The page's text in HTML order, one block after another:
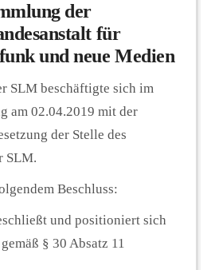
der
für
und neue Medien
SLM beschäftigte sich im
am 02.04.2019 mit der
der Stelle des
SLM.
Beschluss:
und positioniert sich
§ 30 Absatz 11